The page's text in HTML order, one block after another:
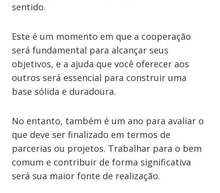
sentido.
Este é um momento em que a cooperação
será fundamental para alcançar seus
objetivos, e a ajuda que você oferecer aos
outros será essencial para construir uma
base sólida e duradoura.
No entanto, também é um ano para avaliar o
que deve ser finalizado em termos de
parcerias ou projetos. Trabalhar para o bem
comum e contribuir de forma significativa
será sua maior fonte de realização.